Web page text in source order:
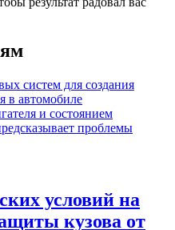
систем для создания
в автомобиле
и состоянием
проблемы
условий на
кузова от